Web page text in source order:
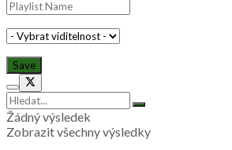
Žádný výsledek
Zobrazit všechny výsledky